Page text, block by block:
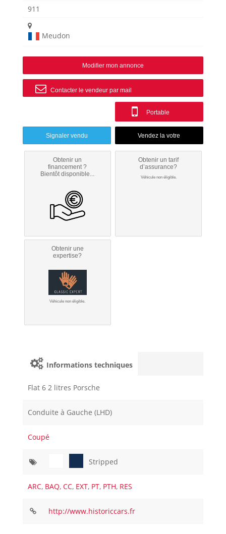
911
Meudon
Modifier mon annonce
Contacter le vendeur par mail
Portable
Signaler vendu
Obtenir un
financement ?
Bientôt disponible...
Obtenir un tarif
d’assurance?
Véhicule non éligible.
Obtenir une
expertise?
Véhicule non éligible.
Informations techniques
Flat 6 2 litres Porsche
Conduite à Gauche (LHD)
Coupé
Stripped
ARC, BAQ, CC, EXT, PT, PTH, RES
http://www.historiccars.fr